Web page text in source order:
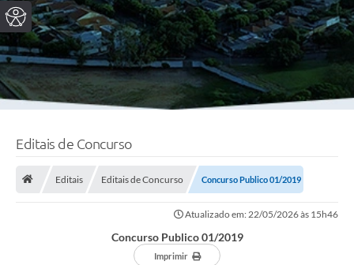
Editais de Concurso
Editais Editais de Concurso Concurso Publico 01/2019
Atualizado em: 22/05/2026 às 15h46
Concurso Publico 01/2019
Imprimir